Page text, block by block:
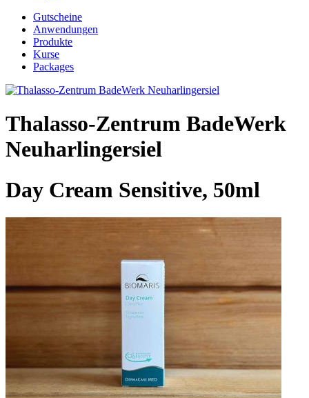
Gutscheine
Anwendungen
Produkte
Kurse
Packages
Thalasso-Zentrum BadeWerk
Neuharlingersiel
Day Cream Sensitive, 50ml